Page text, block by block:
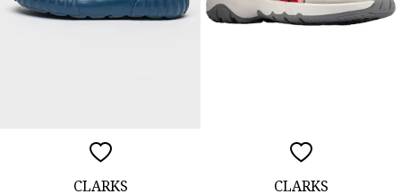
CLARKS CLARKS